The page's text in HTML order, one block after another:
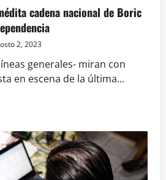
cadena nacional de Boric
2, 2023
generales- miran con
en escena de la última...